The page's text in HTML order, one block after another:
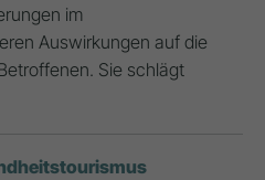
im
Auswirkungen auf die
Sie schlägt